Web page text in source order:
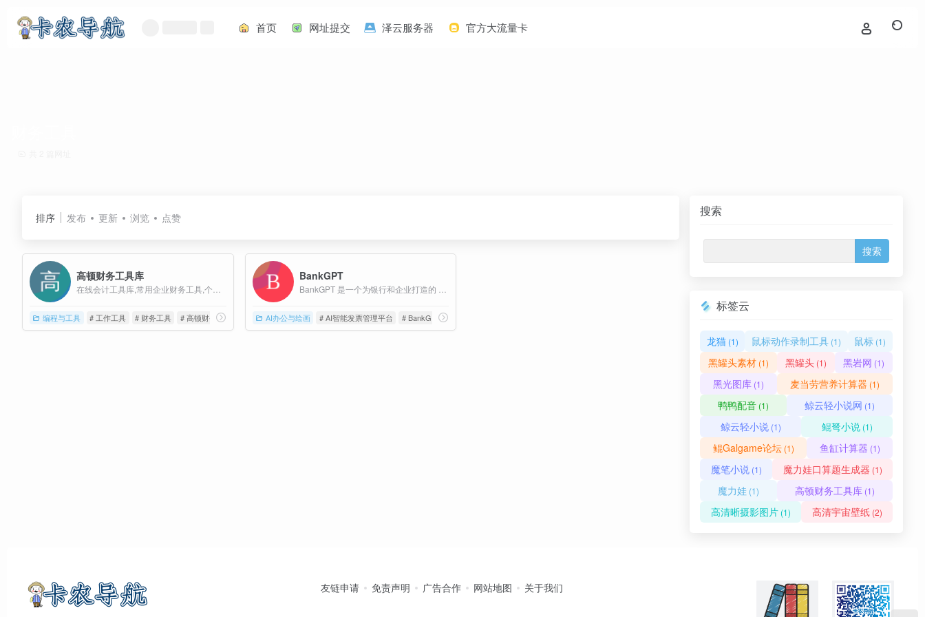
首页 网址提交 泽云服务器 官方大流量卡
排序 发布 更新 浏览 点赞
高顿财务工具库
编程与工具 # 工作工具 # 财务工具 # 高顿财务工具库
BankGPT
AI办公与绘画 # AI智能发票管理平台 # BankGPT
搜索
标签云
龙猫(1) 鼠标动作录制工具(1) 鼠标 (1)
黑罐头素材 (1) 黑罐头 (1) 黑岩网 (1)
黑光图库 (1) 麦当劳营养计算器 (1)
鸭鸭配音 (1) 鲸云轻小说网 (1)
鲸云轻小说(1) 鲲弩小说(1)
鲲Galgame论坛(1) 鱼缸计算器 (1)
魔笔小说(1) 魔力娃口算题生成器 (1)
魔力娃 (1) 高顿财务工具库 (1)
高清晰摄影图片(1) 高清宇宙壁纸(2)
友链申请 免责声明 广告合作 网站地图 关于我们